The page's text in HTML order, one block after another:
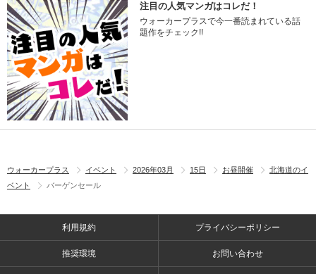
注目の人気マンガはコレだ！
ウォーカープラスで今一番読まれている話
題作をチェック!!
ウォーカープラス イベント 2026年03月 15日 お昼開催
北海道のイ
ベント
バーゲンセール
利用規約 プライバシーポリシー
推奨環境 お問い合わせ